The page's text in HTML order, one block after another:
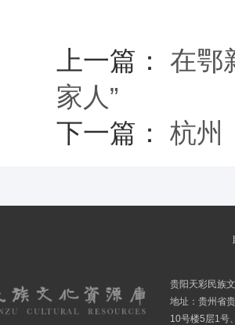
上一篇： 在鄂
家人”
下一篇： 杭州
贵阳天彩民族
地址：贵州省
10号楼5层1号